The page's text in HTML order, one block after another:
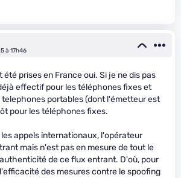
à 17h46
été prises en France oui. Si je ne dis pas
effectif pour les téléphones fixes et
portables (dont l'émetteur est
pour les téléphones fixes.
appels internationaux, l'opérateur
mais n'est pas en mesure de tout le
de ce flux entrant. D'où, pour
des mesures contre le spoofing